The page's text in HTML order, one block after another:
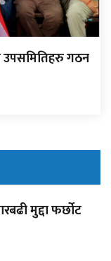
उपसमितिहरु गठन
मुद्दा फर्छोट